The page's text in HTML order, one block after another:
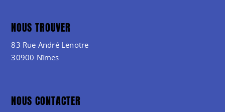
NOUS TROUVER
83 Rue André Lenotre
30900 Nîmes
NOUS CONTACTER